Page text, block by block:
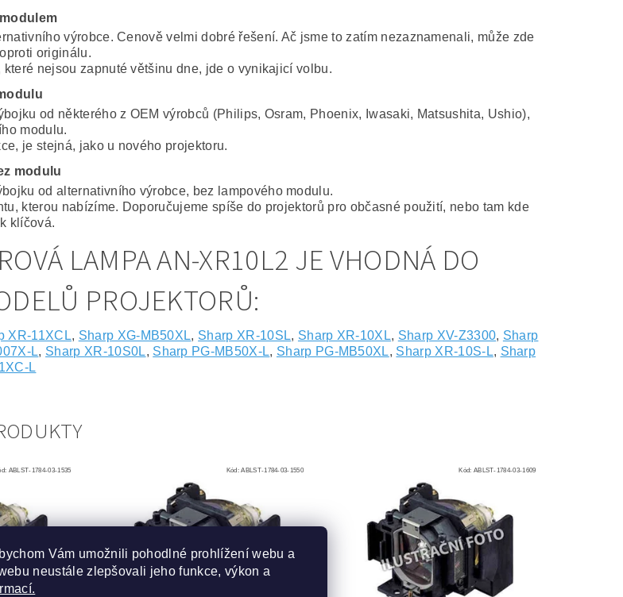
výrobce. Cenově velmi dobré řešení. Ač jsme to zatím nezaznamenali, může zde
originálu.
které nejsou zapnuté většinu dne, jde o vynikajicí volbu.
od některého z OEM výrobců (Philips, Osram, Phoenix, Iwasaki, Matsushita, Ushio),
modulu.
je stejná, jako u nového projektoru.
modulu
od alternativního výrobce, bez lampového modulu.
kterou nabízíme. Doporučujeme spíše do projektorů pro občasné použití, nebo tam kde
klíčová.
LAMPA AN-XR10L2 JE VHODNÁ DO
PROJEKTORŮ:
XR-11XCL, Sharp XG-MB50XL, Sharp XR-10SL, Sharp XR-10XL, Sharp XV-Z3300, Sharp
L, Sharp XR-10S0L, Sharp PG-MB50X-L, Sharp PG-MB50XL, Sharp XR-10S-L, Sharp
L
ABLST-1784-03-1535 Kód:ABLST-1784-03-1550 Kód: ABLST-1784-03-1609
Vám umožnili pohodlné prohlížení webu a
neustále zlepšovali jeho funkce, výkon a